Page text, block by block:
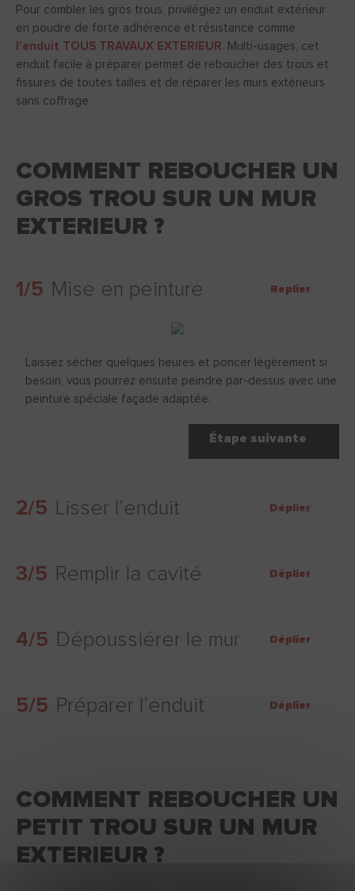
Pour combler les gros trous, privilégiez un enduit extérieur
en poudre de forte adhérence et résistance comme
l’enduit TOUS TRAVAUX EXTERIEUR. Multi-usages, cet
enduit facile à préparer permet de reboucher des trous et
fissures de toutes tailles et de réparer les murs extérieurs
sans coffrage.
COMMENT REBOUCHER UN
GROS TROU SUR UN MUR
EXTERIEUR ?
1/5 Mise en peinture Replier
Laissez sécher quelques heures et poncer légèrement si
besoin, vous pourrez ensuite peindre par-dessus avec une
peinture spéciale façade adaptée.
Étape suivante
2/5 Lisser l’enduit Déplier
3/5 Remplir la cavité Déplier
4/5 Dépoussiérer le mur Déplier
5/5 Préparer l’enduit Déplier
COMMENT REBOUCHER UN
PETIT TROU SUR UN MUR
EXTERIEUR ?